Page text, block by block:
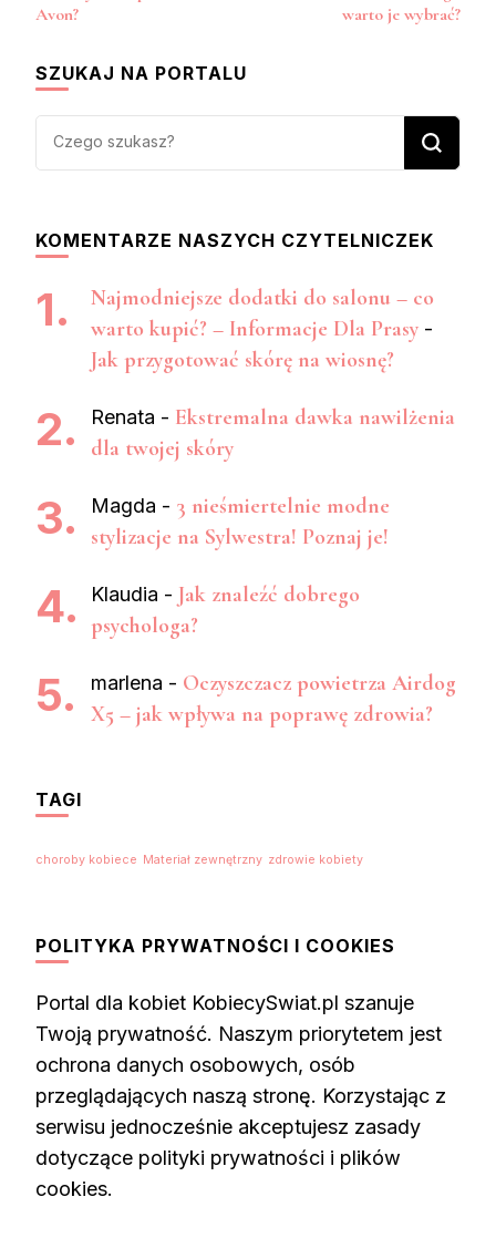
Avon?
warto je wybrać?
SZUKAJ NA PORTALU
Szukasz
KOMENTARZE NASZYCH CZYTELNICZEK
Najmodniejsze dodatki do salonu – co
warto kupić? – Informacje Dla Prasy -
Jak przygotować skórę na wiosnę?
Renata - Ekstremalna dawka nawilżenia
dla twojej skóry
Magda - 3 nieśmiertelnie modne
stylizacje na Sylwestra! Poznaj je!
Klaudia - Jak znaleźć dobrego
psychologa?
marlena - Oczyszczacz powietrza Airdog
X5 – jak wpływa na poprawę zdrowia?
TAGI
choroby kobiece Materiał zewnętrzny zdrowie kobiety
POLITYKA PRYWATNOŚCI I COOKIES
Portal dla kobiet KobiecySwiat.pl szanuje
Twoją prywatność. Naszym priorytetem jest
ochrona danych osobowych, osób
przeglądających naszą stronę. Korzystając z
serwisu jednocześnie akceptujesz zasady
dotyczące polityki prywatności i plików
cookies.